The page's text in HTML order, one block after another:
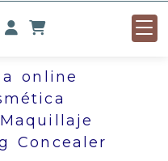
Identifícate
online
Maquillaje
Concealer